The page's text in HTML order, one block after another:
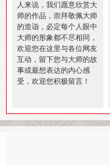
人来说，我们愿意欣赏大
师的作品，崇拜敬佩大师
的造诣，必定每个人眼中
大师的形象都不尽相同，
欢迎您在这里与各位网友
互动，留下您与大师的故
事或最想表达的内心感
受，欢迎您积极留言！